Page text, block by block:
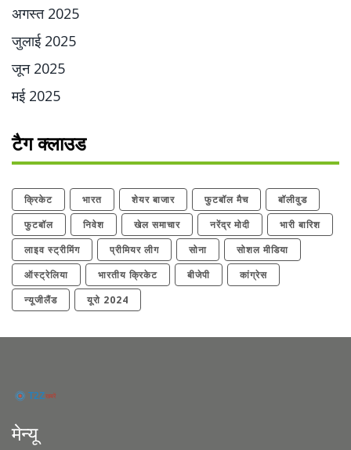
अगस्त 2025
जुलाई 2025
जून 2025
मई 2025
टैग क्लाउड
क्रिकेट भारत शेयर बाजार फुटबॉल मैच
बॉलीवुड
फुटबॉल
निवेश खेल समाचार नरेंद्र मोदी
भारी बारिश
लाइव स्ट्रीमिंग
प्रीमियर लीग सोना
सोशल मीडिया
ऑस्ट्रेलिया
भारतीय क्रिकेट बीजेपी
कांग्रेस
न्यूजीलैंड
यूरो 2024
मेन्यू